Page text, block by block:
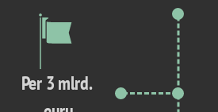
Per 3 mlrd.